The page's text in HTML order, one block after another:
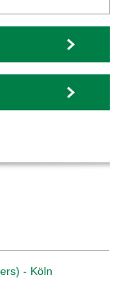
- Köln